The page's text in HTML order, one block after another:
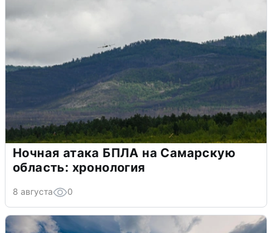
Ночная атака БПЛА на Самарскую
область: хронология
8 августа 0